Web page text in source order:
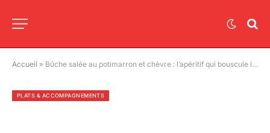
Accueil » Bûche salée au potimarron et chèvre : l’apéritif qui bouscule les habitudes de Noël
PLATS & ACCOMPAGNEMENTS